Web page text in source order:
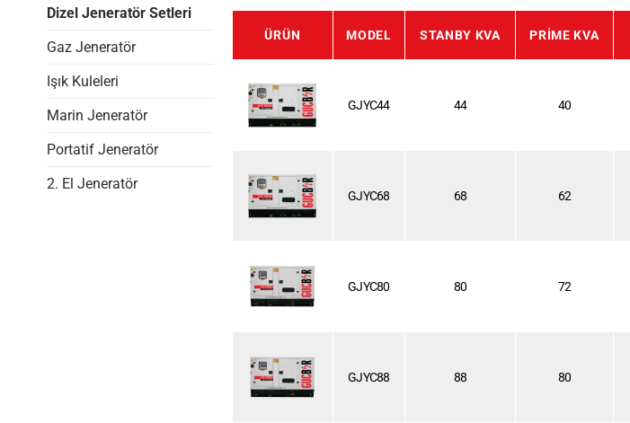
Dizel Jeneratör Setleri
Gaz Jeneratör
Işık Kuleleri
Marin Jeneratör
Portatif Jeneratör
2. El Jeneratör
ÜRÜN MODEL STANBY KVA PRIME KVA
GJYC44 44 40
GJYC68 68 62
GJYC80 80 72
GJYC88 88 80